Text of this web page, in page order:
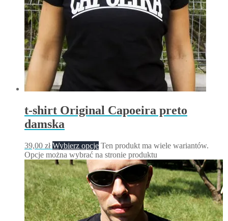
t-shirt Original Capoeira preto
damska
39,00 zł Wybierz opcje Ten produkt ma wiele wariantów.
Opcje można wybrać na stronie produktu